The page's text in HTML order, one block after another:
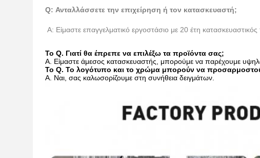
Q: Ανταλλάσσετε την επιχείρηση ή τον κατασκευαστή;
Α: Είμαστε επαγγελματικό εργοστάσιο με 20 έτη κατασκευαστικός
Το Q. Γιατί θα έπρεπε να επιλέξω τα προϊόντα σας;
Α. Είμαστε άμεσος κατασκευαστής, μπορούμε να παρέχουμε υψηλό
Το Q. Το λογότυπο και το χρώμα μπορούν να
Α. Ναι, σας καλωσορίζουμε στη συνήθεια δειγμάτων.